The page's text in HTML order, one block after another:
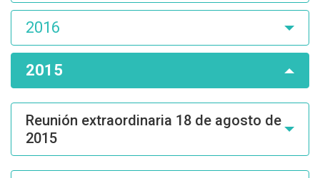
2016
2015
Reunión extraordinaria 18 de agosto de
2015